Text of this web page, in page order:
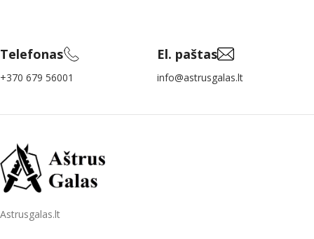
Telefonas
+370 679 56001
El. paštas
info@astrusgalas.lt
Astrusgalas.lt